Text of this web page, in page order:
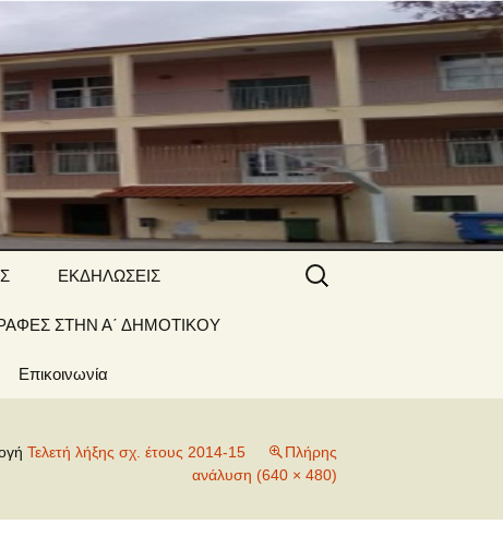
ΕΚΔΗΛΩΣΕΙΣ
Γιορτές –
ΣΤΗΝ Α΄ ΔΗΜΟΤΙΚΟΥ
Επικοινωνία
Αναζήτηση
για:
Τελετή λήξης σχ. έτους 2014-15
Πλήρης
ανάλυση (640 × 480)